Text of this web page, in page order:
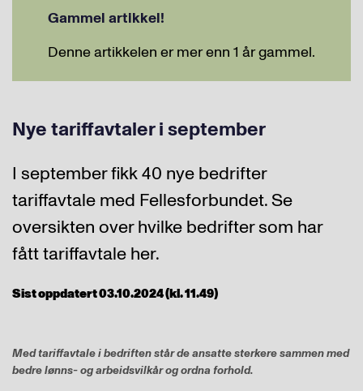
Gammel artikkel!
Denne artikkelen er mer enn 1 år gammel.
Nye tariffavtaler i september
I september fikk 40 nye bedrifter
tariffavtale med Fellesforbundet. Se
oversikten over hvilke bedrifter som har
fått tariffavtale her.
Sist oppdatert 03.10.2024 (kl. 11.49)
Med tariffavtale i bedriften står de ansatte sterkere sammen med
bedre lønns- og arbeidsvilkår og ordna forhold.